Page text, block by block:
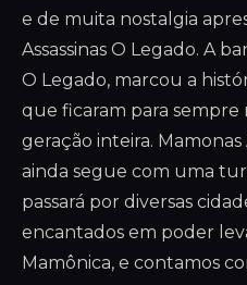
e de muita nostalgia
Assassinas O Legado. A
O Legado, marcou a
que ficaram para
geração inteira. Mamonas
ainda segue com uma
passará por diversas
encantados em poder
Mamônica, e contamos